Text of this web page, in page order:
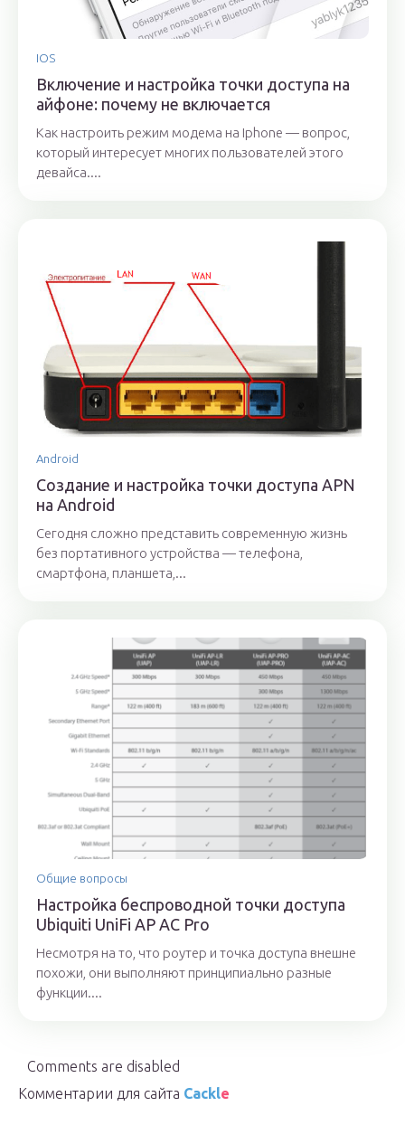
IOS
Включение и настройка точки доступа на
айфоне: почему не включается
Как настроить режим модема на Iphone — вопрос,
который интересует многих пользователей этого
девайса....
Android
Создание и настройка точки доступа APN
на Android
Сегодня сложно представить современную жизнь
без портативного устройства — телефона,
смартфона, планшета,...
Общие вопросы
Настройка беспроводной точки доступа
Ubiquiti UniFi AP AC Pro
Несмотря на то, что роутер и точка доступа внешне
похожи, они выполняют принципиально разные
функции....
Comments are disabled
Комментарии для сайта Cackle